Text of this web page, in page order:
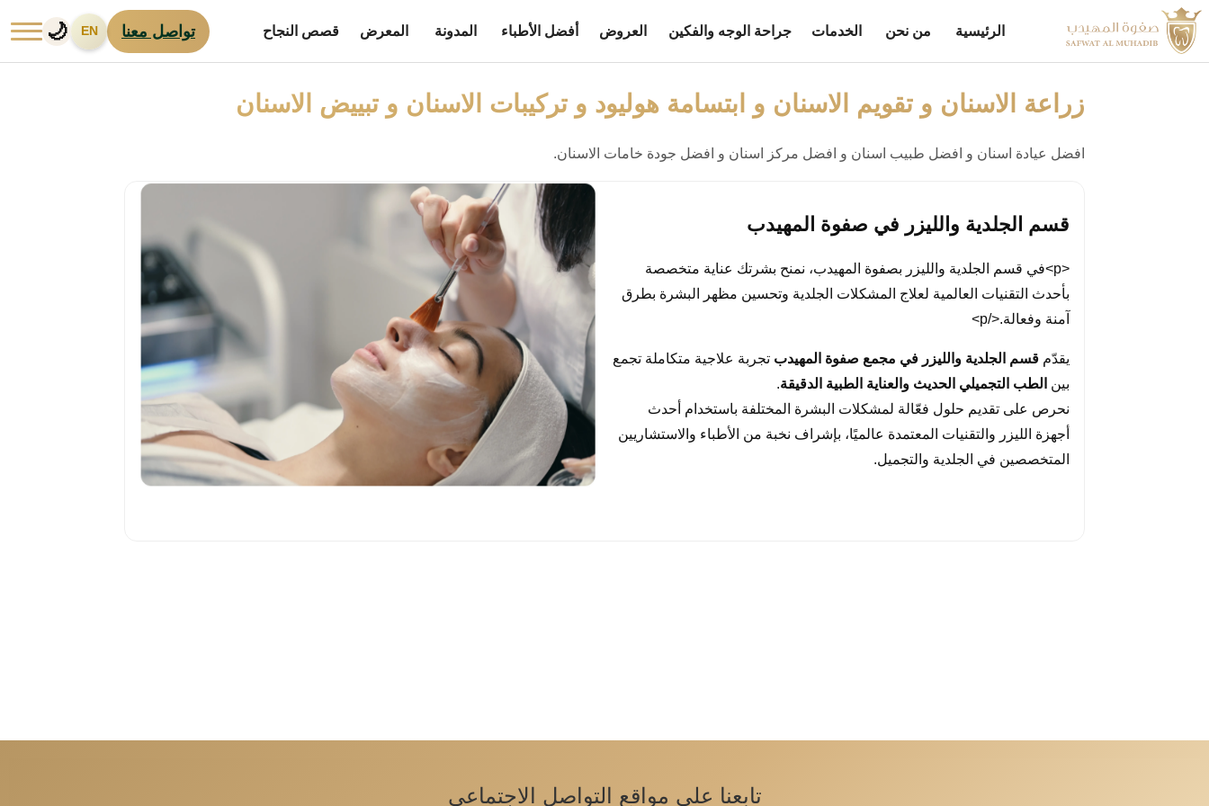
الرئيسية من نحن الخدمات جراحة الوجه والفكين العروض أفضل الأطباء المدونة المعرض قصص النجاح تواصل معنا EN
🌙
زراعة الاسنان و تقويم الاسنان و ابتسامة هوليود و تركيبات الاسنان و تبييض الاسنان
افضل عيادة اسنان و افضل طبيب اسنان و افضل مركز اسنان و افضل جودة خامات الاسنان.
قسم الجلدية والليزر في صفوة المهيدب
<p>في قسم الجلدية والليزر بصفوة المهيدب، نمنح بشرتك عناية متخصصة
بأحدث التقنيات العالمية لعلاج المشكلات الجلدية وتحسين مظهر البشرة بطرق
آمنة وفعالة.</p>
يقدّم قسم الجلدية والليزر في مجمع صفوة المهيدب تجربة علاجية متكاملة تجمع
بين الطب التجميلي الحديث والعناية الطبية الدقيقة.
نحرص على تقديم حلول فعّالة لمشكلات البشرة المختلفة باستخدام أحدث
أجهزة الليزر والتقنيات المعتمدة عالميًا، بإشراف نخبة من الأطباء والاستشاريين
المتخصصين في الجلدية والتجميل.
تابعنا على مواقع التواصل الاجتماعي